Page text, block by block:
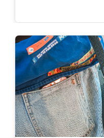
lees je hoe het